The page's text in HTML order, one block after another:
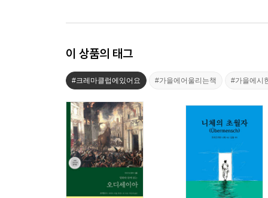
이 상품의 태그
#크레마클럽에있어요 #가을에어울리는책 #가을에시